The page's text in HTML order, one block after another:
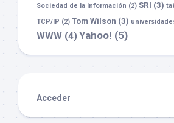
Sociedad de la Información (2) SRI (3)
TCP/IP (2) Tom Wilson (3)
WWW (4)Yahoo! (5)
Acceder